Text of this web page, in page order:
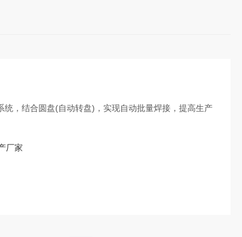
，结合圆盘(自动转盘)，实现自动批量焊接，提高生产
厂家